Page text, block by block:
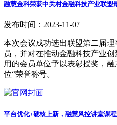
融慧金科荣获中关村金融科技产业联盟
发布时间：2023-11-07
本次会议成功选出联盟第二届
员，并对在推动金融科技产业
用的会员单位予以表彰授奖，
位“荣誉称号。
平台优化+硬核上新，融慧风控讲堂课